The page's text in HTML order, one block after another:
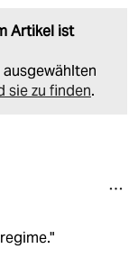
Artikel ist
sie zu finden.